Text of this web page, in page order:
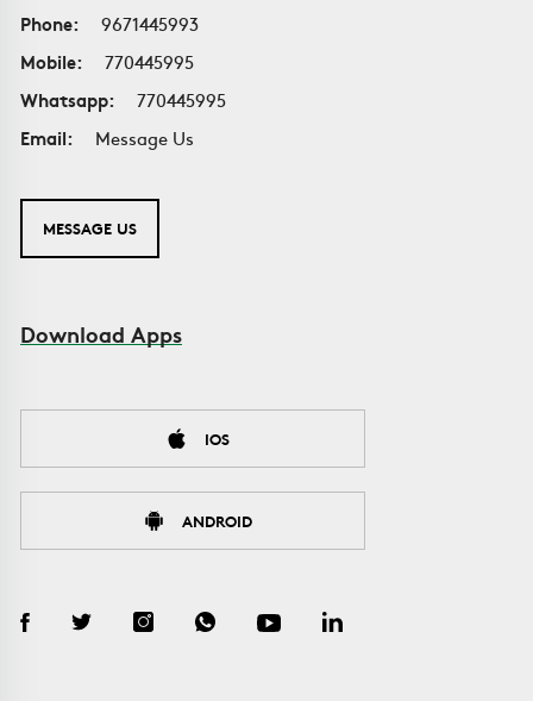
Phone:
9671445993
Mobile:
770445995
Whatsapp:
770445995
Email:
Message Us
MESSAGE US
Download Apps
IOS
ANDROID